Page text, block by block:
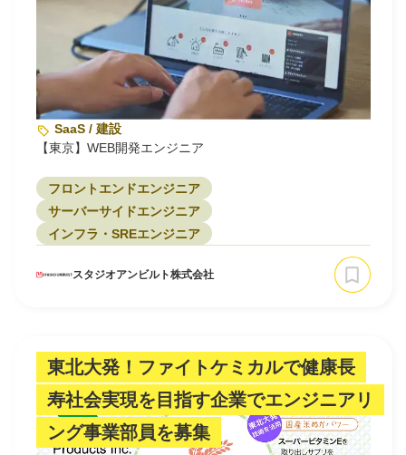
SaaS / 建設
【東京】WEB開発エンジニア
フロントエンドエンジニア
サーバーサイドエンジニア
インフラ・SREエンジニア
スタジオアンビルト株式会社
東北大発！ファイトケミカルで健康長
寿社会実現を目指す企業でエンジニアリ
ング事業部員を募集